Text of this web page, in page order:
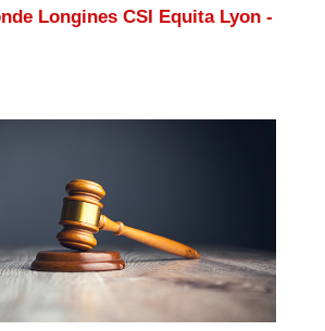
Longines CSI Equita Lyon -